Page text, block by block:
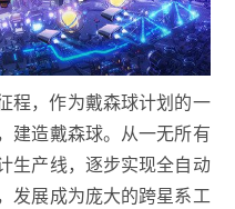
程，作为戴森球计划的一
建造戴森球。从一无所有
生产线，逐步实现全自动
发展成为庞大的跨星系工